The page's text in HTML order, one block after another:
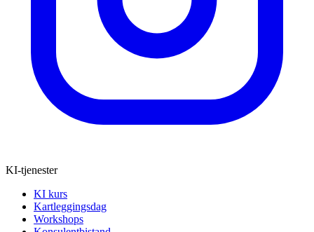
KI-tjenester
KI kurs
Kartleggingsdag
Workshops